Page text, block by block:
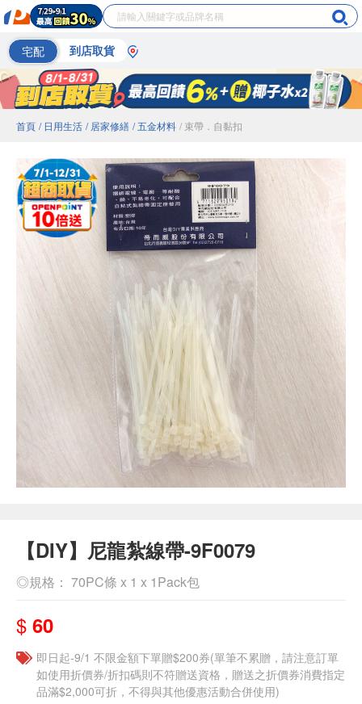
宅配 到店取貨
首頁 / 日用生活 / 居家修繕 / 五金材料 / 束帶．自黏扣
【DIY】尼龍紮線帶-9F0079
◎規格： 70PC條 x 1 x 1Pack包
$ 60
即日起-9/1 不限金額下單贈$200券(單筆不累贈，請注意訂單
如使用折價券/折扣碼則不符贈送資格，贈送之折價券消費指定
品滿$2,000可折，不得與其他優惠活動合併使用)